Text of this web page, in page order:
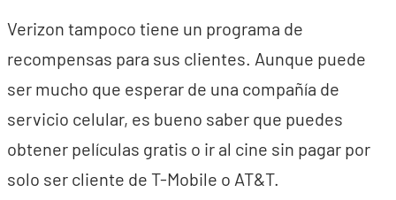
Verizon tampoco tiene un programa de
recompensas para sus clientes. Aunque puede
ser mucho que esperar de una compañía de
servicio celular, es bueno saber que puedes
obtener películas gratis o ir al cine sin pagar por
solo ser cliente de T-Mobile o AT&T.